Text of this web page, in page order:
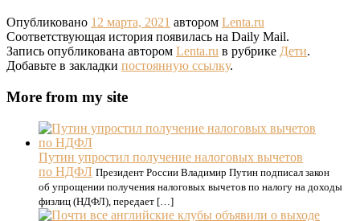
Опубликовано 12 марта, 2021 автором Lenta.ru
Соответствующая история появилась на Daily Mail.
Запись опубликована автором Lenta.ru в рубрике Дети.
Добавьте в закладки постоянную ссылку.
More from my site
Путин упростил получение налоговых вычетов
по НДФЛ Президент России Владимир Путин подписал закон
об упрощении получения налоговых вычетов по налогу на доходы
физлиц (НДФЛ), передает […]